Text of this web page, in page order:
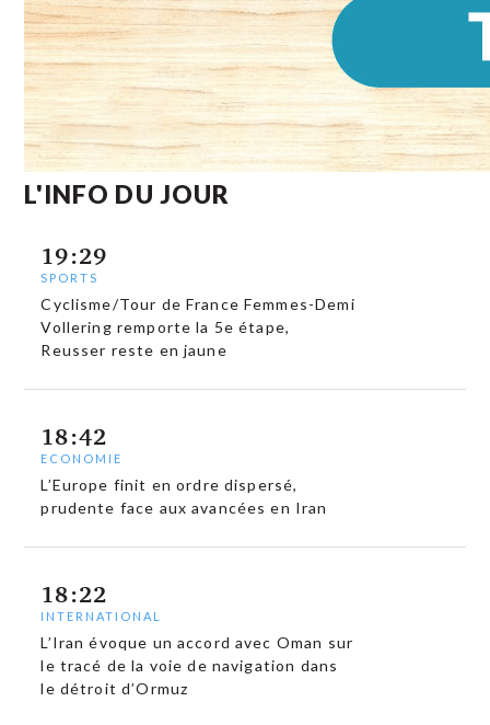
L'INFO DU JOUR
19:29
SPORTS
Cyclisme/Tour de France Femmes-Demi
Vollering remporte la 5e étape,
Reusser reste en jaune
18:42
ECONOMIE
L’Europe finit en ordre dispersé,
prudente face aux avancées en Iran
18:22
INTERNATIONAL
L’Iran évoque un accord avec Oman sur
le tracé de la voie de navigation dans
le détroit d’Ormuz